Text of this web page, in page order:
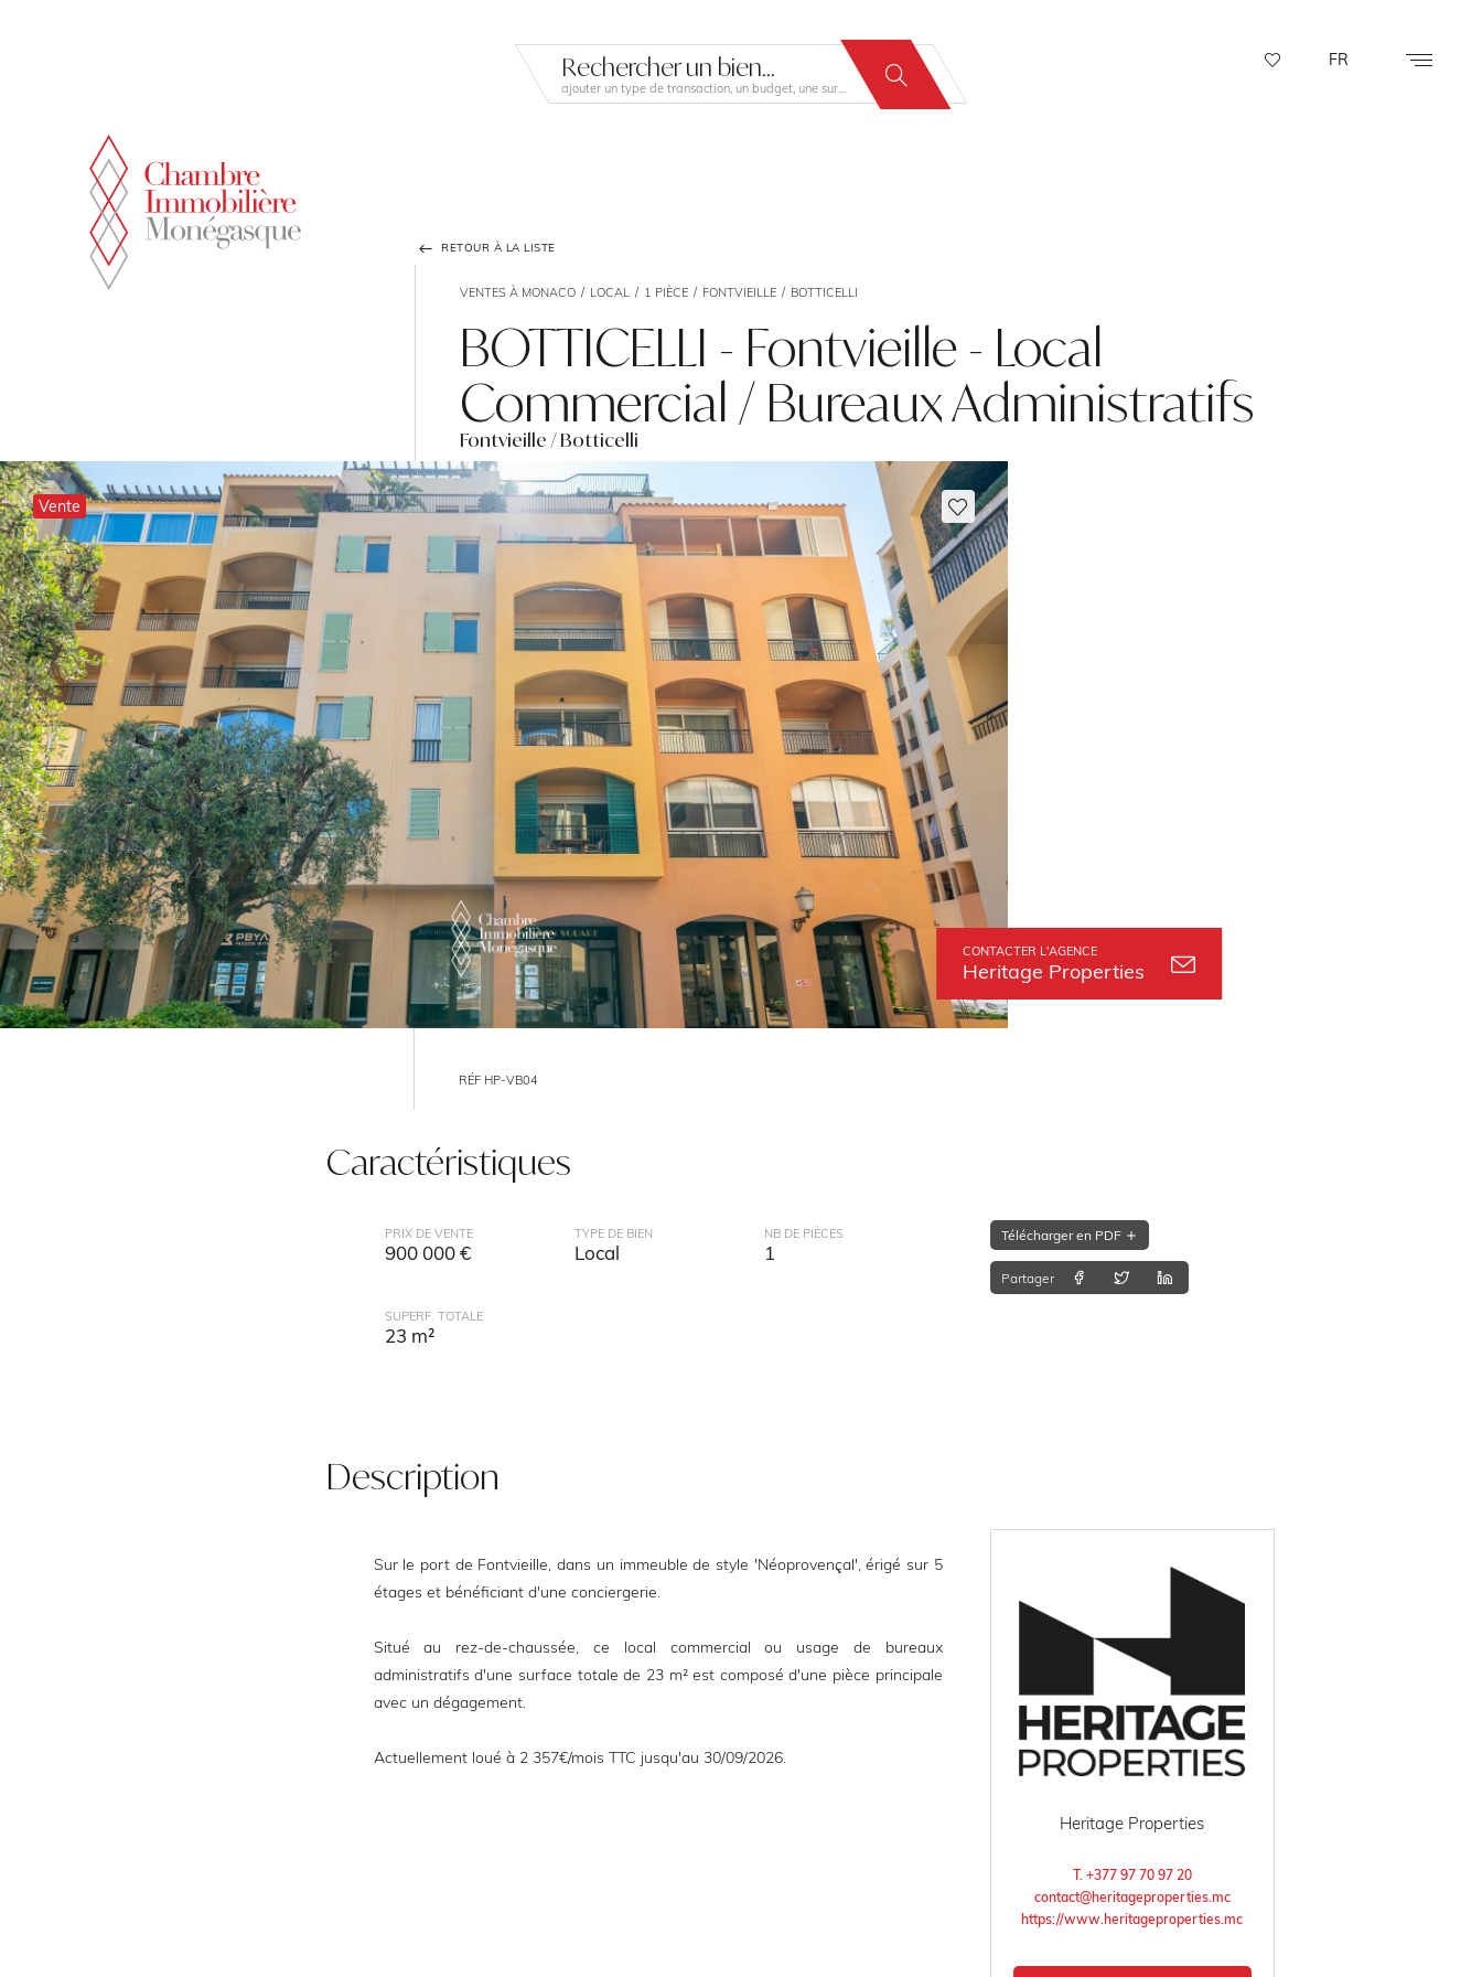
FR
Rechercher un bien...
RETOUR À LA LISTE
VENTES À MONACO LOCAL 1 PIÈCE FONTVIEILLE BOTTICELLI
BOTTICELLI - Fontvieille - Local
Commercial / Bureaux Administratifs
Fontvieille / Botticelli
CONTACTER L'AGENCE
Heritage Properties
Vente
RÉF HP-VB04
Caractéristiques
PRIX DE VENTE
900 000 €
TYPE DE BIEN
Local
NB DE PIÈCES
1
SUPERF. TOTALE
23 m²
Télécharger en PDF
Partager
Description
Sur le port de Fontvieille, dans un immeuble de style 'Néoprovençal', érigé sur 5
étages et bénéficiant d'une conciergerie.
Situé au rez-de-chaussée, ce local commercial ou usage de bureaux
administratifs d'une surface totale de 23 m² est composé d'une pièce principale
avec un dégagement.
Actuellement loué à 2 357€/mois TTC jusqu'au 30/09/2026.
Heritage Properties
T. +377 97 70 97 20
contact@heritageproperties.mc
https://www.heritageproperties.mc